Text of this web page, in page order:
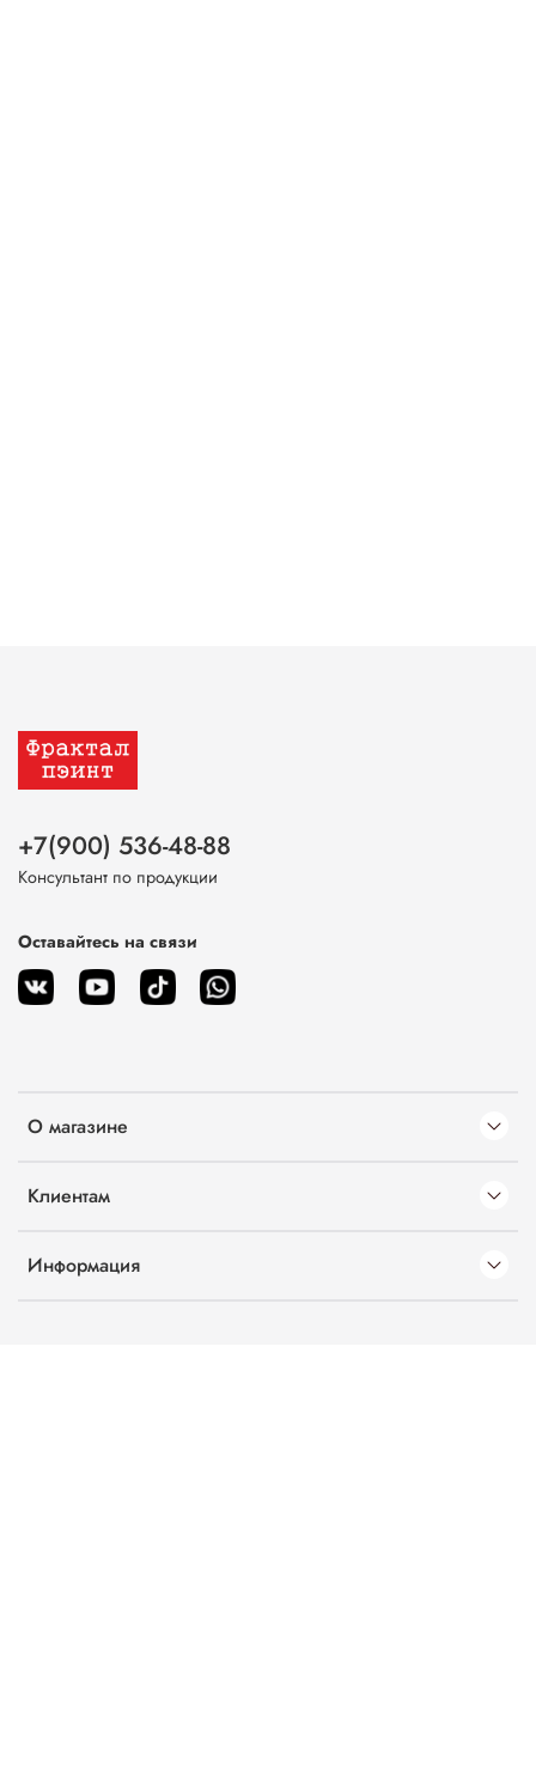
О магазине
Клиентам
Информация
+7(900) 536-48-88
Консультант по продукции
Оставайтесь на связи